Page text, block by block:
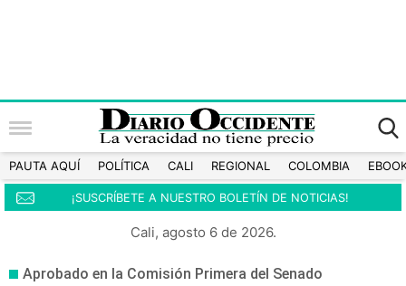
PAUTA AQUÍ POLÍTICA CALI REGIONAL COLOMBIA
¡SUSCRÍBETE A NUESTRO BOLETÍN DE NOTICIAS!
Cali, agosto 6 de 2026.
Aprobado en la Comisión Primera del Senado